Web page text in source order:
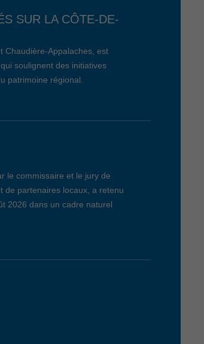
SUR LA CÔTE-DE-
Chaudière-Appalaches, est
soulignent des initiatives
patrimoine régional.
le commissaire et le jury de
de partenaires locaux, a retenu
2026 dans un cadre naturel